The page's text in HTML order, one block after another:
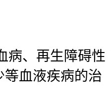
病、再生障碍性
血液疾病的治